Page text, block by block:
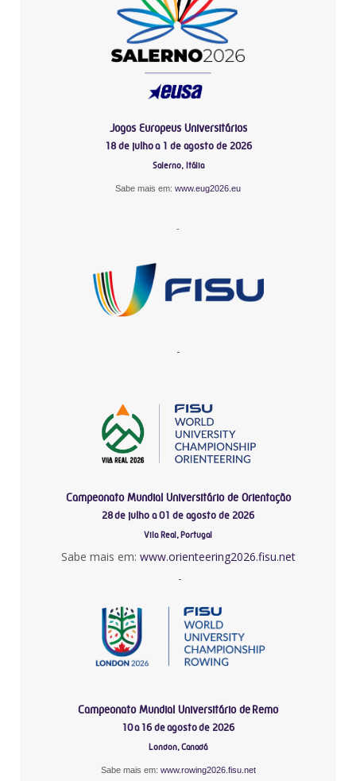
Jogos Europeus Universitários
18 de julho a 1 de agosto de 2026
Salerno, Itália
Sabe mais em: www.eug2026.eu
-
-
Campeonato Mundial Universitário de Orientação
28 de julho a 01 de agosto de 2026
Vila Real, Portugal
Sabe mais em: www.orienteering2026.fisu.net
-
Campeonato Mundial Universitário de Remo
10 a 16 de agosto de 2026
London, Canadá
Sabe mais em: www.rowing2026.fisu.net